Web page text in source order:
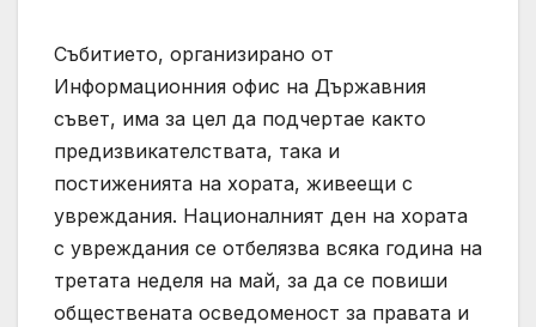
Събитието, организирано от
Информационния офис на Държавния
съвет, има за цел да подчертае както
предизвикателствата, така и
постиженията на хората, живеещи с
увреждания. Националният ден на хората
с увреждания се отбелязва всяка година на
третата неделя на май, за да се повиши
обществената осведоменост за правата и